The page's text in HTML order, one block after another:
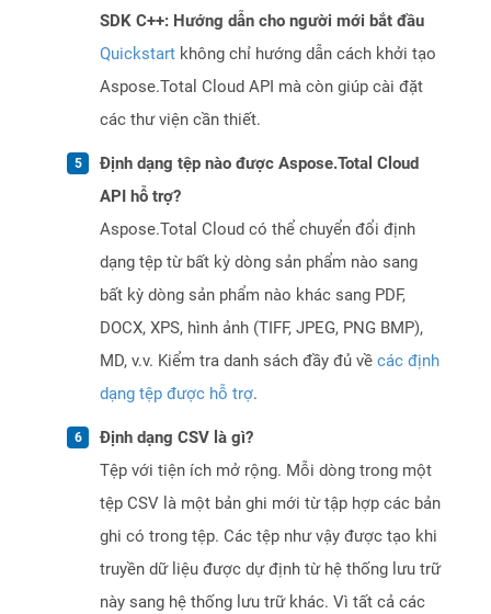
SDK C++: Hướng dẫn cho người mới bắt đầu
Quickstart không chỉ hướng dẫn cách khởi tạo
Aspose.Total Cloud API mà còn giúp cài đặt
các thư viện cần thiết.
Định dạng tệp nào được Aspose.Total Cloud
API hỗ trợ?
Aspose.Total Cloud có thể chuyển đổi định
dạng tệp từ bất kỳ dòng sản phẩm nào sang
bất kỳ dòng sản phẩm nào khác sang PDF,
DOCX, XPS, hình ảnh (TIFF, JPEG, PNG BMP),
MD, v.v. Kiểm tra danh sách đầy đủ về các định
dạng tệp được hỗ trợ.
Định dạng CSV là gì?
Tệp với tiện ích mở rộng. Mỗi dòng trong một
tệp CSV là một bản ghi mới từ tập hợp các bản
ghi có trong tệp. Các tệp như vậy được tạo khi
truyền dữ liệu được dự định từ hệ thống lưu trữ
này sang hệ thống lưu trữ khác. Vì tất cả các